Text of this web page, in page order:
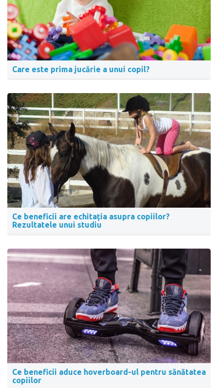
Care este prima jucărie a unui copil?
Ce beneficii are echitația asupra copiilor?
Rezultatele unui studiu
Ce beneficii aduce hoverboard-ul pentru sănătatea
copiilor